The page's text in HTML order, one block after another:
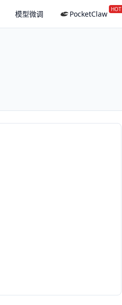
模型微调 PocketClaw HOT